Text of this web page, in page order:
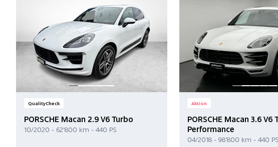
QualityCheck
PORSCHE Macan 2.9 V6 Turbo
10/2020 - 62'800 km - 440 PS
Aktion
PORSCHE Macan 3.6 V6
Performance
04/2018 - 98'800 km - 440 PS